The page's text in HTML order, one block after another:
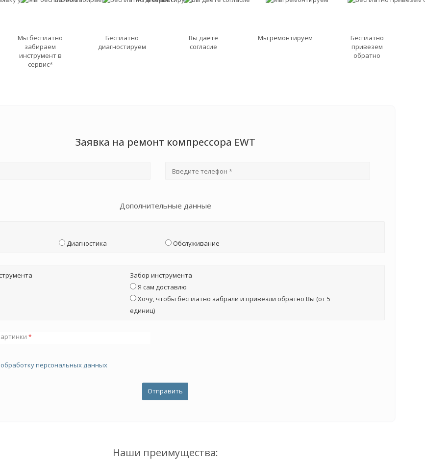
Мы бесплатно
забираем
инструмент в
сервис*
Бесплатно
диагностируем
Вы даете
согласие
Мы ремонтируем
Бесплатно
привезем
обратно
Заявка на ремонт компрессора EWT
Дополнительные данные
Диагностика Обслуживание
Забор инструмента
Я сам доставлю
Хочу, чтобы бесплатно забрали и привезли обратно Вы (от 5
единиц)
*
обработку персональных данных
Наши преимущества: